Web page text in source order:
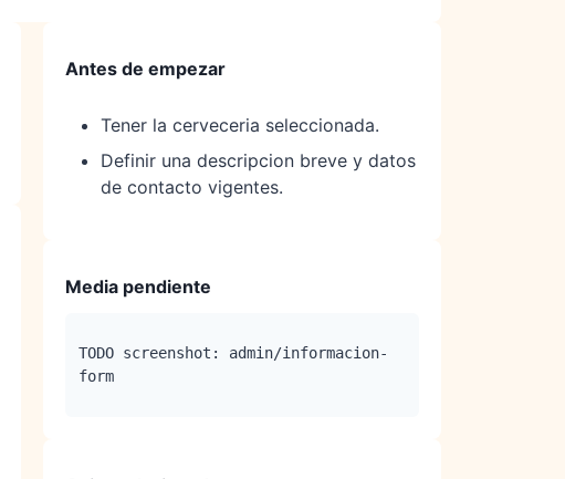
Antes de empezar
Tener la cerveceria seleccionada.
Definir una descripcion breve y datos
de contacto vigentes.
Media pendiente
TODO screenshot: admin/informacion-
form